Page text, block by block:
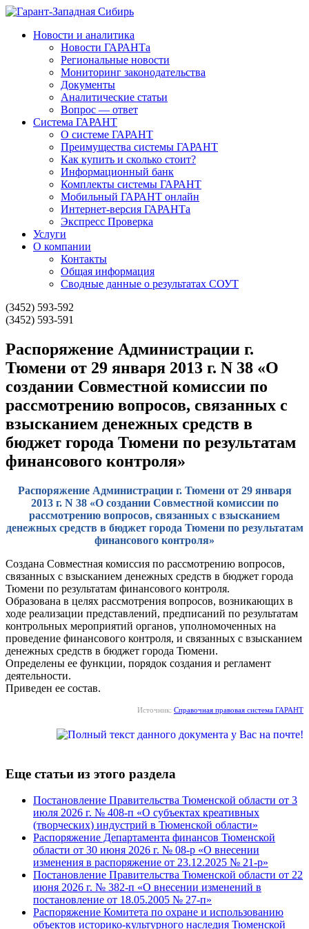
Новости и аналитика
Новости ГАРАНТа
Региональные новости
Мониторинг законодательства
Документы
Аналитические статьи
Вопрос — ответ
Система ГАРАНТ
О системе ГАРАНТ
Преимущества системы ГАРАНТ
Как купить и сколько стоит?
Информационный банк
Комплекты системы ГАРАНТ
Мобильный ГАРАНТ онлайн
Интернет-версия ГАРАНТа
Экспресс Проверка
Услуги
О компании
Контакты
Общая информация
Сводные данные о результатах СОУТ
(3452) 593-592
(3452) 593-591
Распоряжение Администрации г.
Тюмени от 29 января 2013 г. N 38 «О
создании Совместной комиссии по
рассмотрению вопросов, связанных с
взысканием денежных средств в
бюджет города Тюмени по результатам
финансового контроля»
Распоряжение Администрации г. Тюмени от 29 января
2013 г. N 38 «О создании Совместной комиссии по
рассмотрению вопросов, связанных с взысканием
денежных средств в бюджет города Тюмени по результатам
финансового контроля»
Создана Совместная комиссия по рассмотрению вопросов,
связанных с взысканием денежных средств в бюджет города
Тюмени по результатам финансового контроля.
Образована в целях рассмотрения вопросов, возникающих в
ходе реализации представлений, предписаний по результатам
контрольных мероприятий органов, уполномоченных на
проведение финансового контроля, и связанных с взысканием
денежных средств в бюджет города Тюмени.
Определены ее функции, порядок создания и регламент
деятельности.
Приведен ее состав.
Источник: Справочная правовая система ГАРАНТ
Еще статьи из этого раздела
Постановление Правительства Тюменской области от 3
июля 2026 г. № 408-п «О субъектах креативных
(творческих) индустрий в Тюменской области»
Распоряжение Департамента финансов Тюменской
области от 30 июня 2026 г. № 08-р «О внесении
изменения в распоряжение от 23.12.2025 № 21-р»
Постановление Правительства Тюменской области от 22
июня 2026 г. № 382-п «О внесении изменений в
постановление от 18.05.2005 № 27-п»
Распоряжение Комитета по охране и использованию
объектов историко-культурного наследия Тюменской